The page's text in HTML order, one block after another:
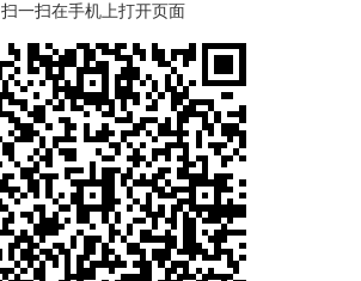
扫一扫在手机上打开页面